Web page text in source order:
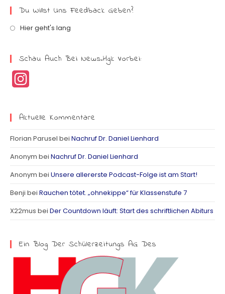
Du Willst Uns Feedback Geben?
Hier geht's lang
Schau Auch Bei News.hgk Vorbei:
a
m
Aktuelle Kommentare
Florian Parusel bei Nachruf Dr. Daniel Lienhard
Anonym bei Nachruf Dr. Daniel Lienhard
Anonym bei Unsere allererste Podcast-Folge ist am Start!
Benji bei Rauchen tötet. „ohnekippe“ für Klassenstufe 7
X22mus bei Der Countdown läuft: Start des schriftlichen Abiturs
Ein Blog Der Schülerzeitungs AG Des